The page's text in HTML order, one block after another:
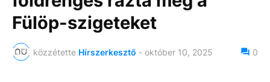
Fülöp-szigeteket
közzétette Hírszerkesztő - október 10, 2025 0